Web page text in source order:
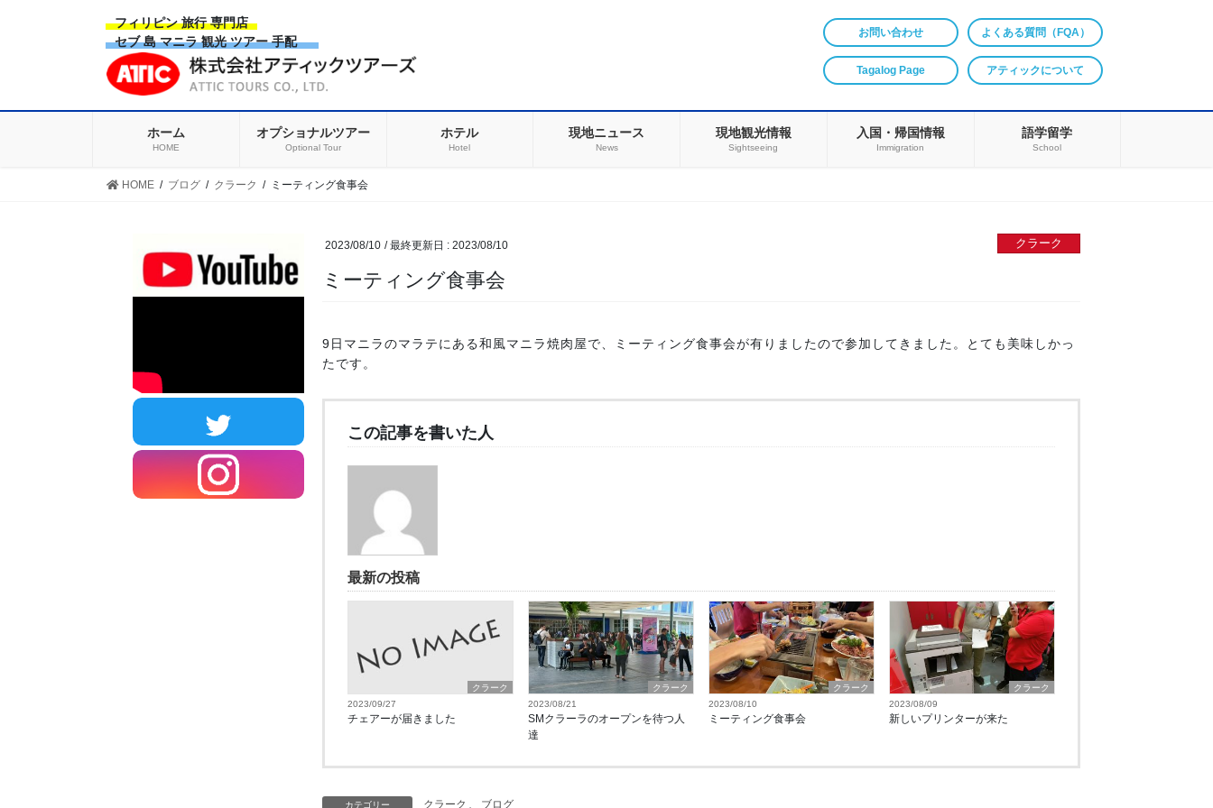
フィリピン 旅行 専門店
セブ 島 マニラ 観光 ツアー 手配
お問い合わせ よくある質問（FQA）
Tagalog Page アティックについて
ホーム
HOME
オプショナルツアー
Optional Tour
ホテル
Hotel
現地ニュース
News
現地観光情報
Sightseeing
入国・帰国情報
Immigration
語学留学
School
HOME ブログ クラーク ミーティング食事会
2023/08/10 / 最終更新日 : 2023/08/10 クラーク
ミーティング食事会
9日マニラのマラテにある和風マニラ焼肉屋で、ミーティング食事会が有りましたので参加してきました。とても美味しかっ
たです。
この記事を書いた人
最新の投稿
クラーク
2023/09/27
チェアーが届きました
クラーク
2023/08/21
SMクラーラのオープンを待つ人
達
クラーク
2023/08/10
ミーティング食事会
クラーク
2023/08/09
新しいプリンターが来た
カテゴリー クラーク 、 ブログ